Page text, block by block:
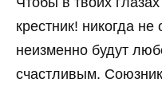
крестник! никогда не
неизменно будут
счастливым.